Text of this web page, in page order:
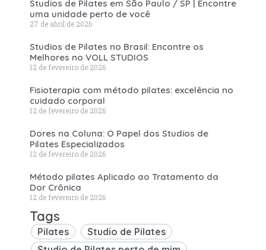
Studios de Pilates em São Paulo / SP | Encontre
uma unidade perto de você
27 de abril de 2026
Studios de Pilates no Brasil: Encontre os
Melhores no VOLL STUDIOS
12 de fevereiro de 2026
Fisioterapia com método pilates: excelência no
cuidado corporal
12 de fevereiro de 2026
Dores na Coluna: O Papel dos Studios de
Pilates Especializados
12 de fevereiro de 2026
Método pilates Aplicado ao Tratamento da
Dor Crônica
12 de fevereiro de 2026
Tags
Pilates
Studio de Pilates